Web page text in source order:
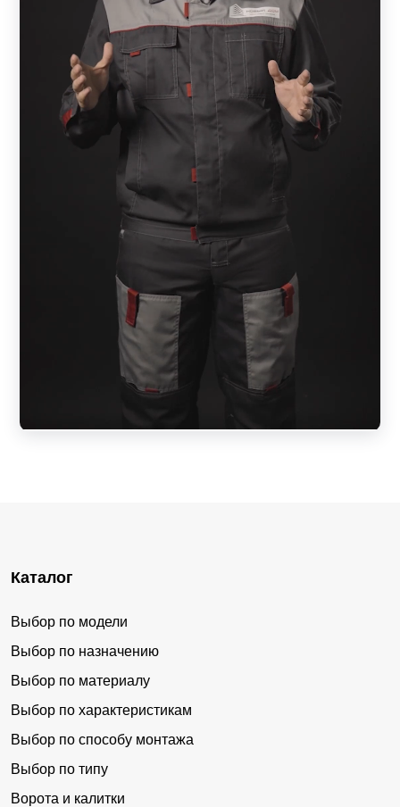
Каталог
Выбор по модели
Выбор по назначению
Выбор по материалу
Выбор по характеристикам
Выбор по способу монтажа
Выбор по типу
Ворота и калитки